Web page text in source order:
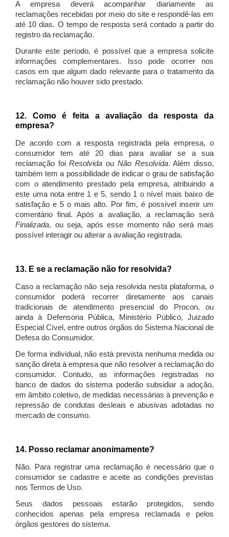
A empresa deverá acompanhar diariamente as
reclamações recebidas por meio do site e respondê-las em
até 10 dias. O tempo de resposta será contado a partir do
registro da reclamação.
Durante este período, é possível que a empresa solicite
informações complementares. Isso pode ocorrer nos
casos em que algum dado relevante para o tratamento da
reclamação não houver sido prestado.
12. Como é feita a avaliação da resposta da
empresa?
De acordo com a resposta registrada pela empresa, o
consumidor tem até 20 dias para avaliar se a sua
reclamação foiResolvida ou Não Resolvida. Além disso,
também tem a possibilidade de indicar o grau de satisfação
com o atendimento prestado pela empresa, atribuindo a
este uma nota entre 1 e 5, sendo 1 o nível mais baixo de
satisfação e 5 o mais alto. Por fim, é possível inserir um
comentário final. Após a avaliação, a reclamação será
Finalizada, ou seja, após esse momento não será mais
possível interagir ou alterar a avaliação registrada.
13. E se a reclamação não for resolvida?
Caso a reclamação não seja resolvida nesta plataforma, o
consumidor poderá recorrer diretamente aos canais
tradicionais de atendimento presencial do Procon, ou
ainda à Defensoria Pública, Ministério Público, Juizado
Especial Cível, entre outros órgãos do Sistema Nacional de
Defesa do Consumidor.
De forma individual, não está prevista nenhuma medida ou
sanção direta à empresa que não resolver a reclamação do
consumidor. Contudo, as informações registradas no
banco de dados do sistema poderão subsidiar a adoção,
em âmbito coletivo, de medidas necessárias à prevenção e
repressão de condutas desleais e abusivas adotadas no
mercado de consumo.
14. Posso reclamar anonimamente?
Não. Para registrar uma reclamação é necessário que o
consumidor se cadastre e aceite as condições previstas
nos Termos de Uso.
Seus dados pessoais estarão protegidos, sendo
conhecidos apenas pela empresa reclamada e pelos
órgãos gestores do sistema.